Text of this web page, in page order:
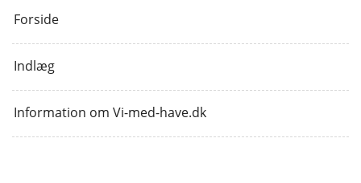
Forside
Indlæg
Information om Vi-med-have.dk